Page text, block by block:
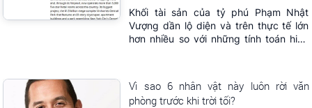
Khối tài sản của tỷ phú Phạm Nhật
Vượng dần lộ diện và trên thực tế lớn
hơn nhiều so với những tính toán hiện
các DN cho thấy, tài sản đã lên đến
4,8 tỷ USD.
Vì sao 6 nhân vật này luôn rời văn
phòng trước khi trời tối?